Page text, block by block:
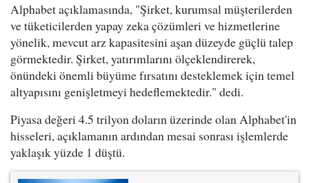
Alphabet açıklamasında, "Şirket, kurumsal müşterilerden
ve tüketicilerden yapay zeka çözümleri ve hizmetlerine
yönelik, mevcut arz kapasitesini aşan düzeyde güçlü talep
görmektedir. Şirket, yatırımlarını ölçeklendirerek,
önündeki önemli büyüme fırsatını desteklemek için temel
altyapısını genişletmeyi hedeflemektedir." dedi.
Piyasa değeri 4.5 trilyon doların üzerinde olan Alphabet'in
hisseleri, açıklamanın ardından mesai sonrası işlemlerde
yaklaşık yüzde 1 düştü.